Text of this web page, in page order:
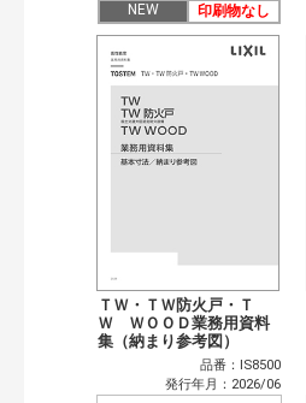
NEW
印刷物なし
ＴＷ・ＴＷ防火戸・Ｔ
Ｗ ＷＯＯＤ業務用資料
集（納まり参考図）
品番：IS8500
発行年月：2026/06